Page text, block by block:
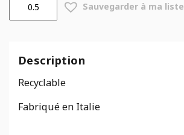
Soucoupe
Sotto
Sauvegarder à ma liste
Description
Recyclable
Fabriqué en Italie